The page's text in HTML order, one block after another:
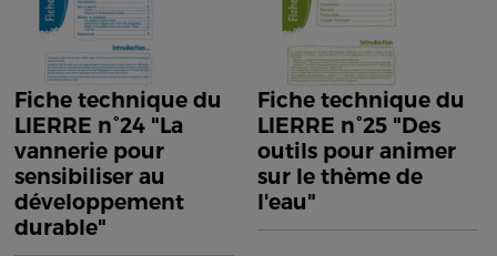
Fiche technique du
LIERRE n°24 "La
vannerie pour
sensibiliser au
développement
durable"
Fiche technique du
LIERRE n°25 "Des
outils pour animer
sur le thème de
l'eau"